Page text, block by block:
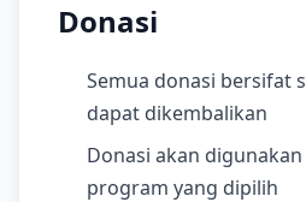
Donasi
Semua donasi bersifat
dapat dikembalikan
Donasi akan
program yang dipilih